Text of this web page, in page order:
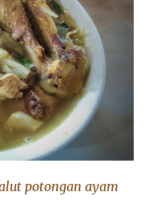
potongan ayam